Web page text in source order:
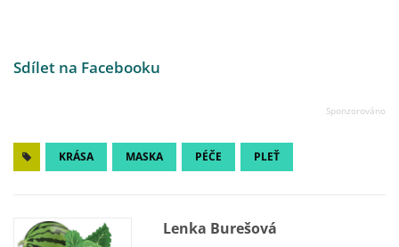
Sdílet na Facebooku
KRÁSA MASKA PÉČE PLEŤ
Lenka Burešová